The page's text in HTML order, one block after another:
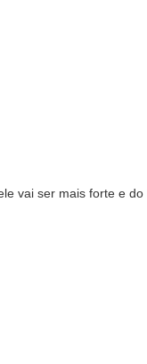
vai ser mais forte e